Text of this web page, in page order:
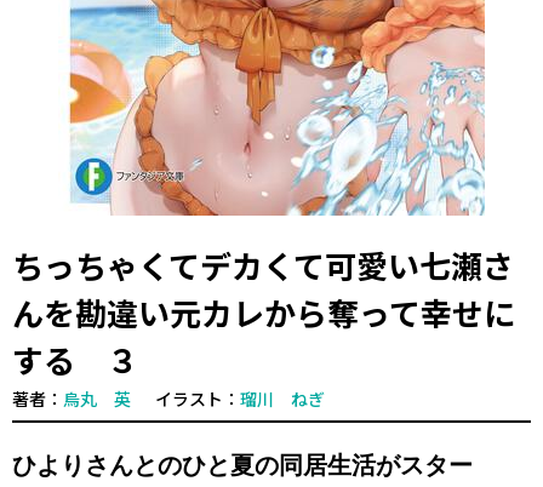
ちっちゃくてデカくて可愛い七瀬さ
んを勘違い元カレから奪って幸せに
する ３
著者： 烏丸 英 イラスト： 瑠川 ねぎ
ひよりさんとのひと夏の同居生活がスター